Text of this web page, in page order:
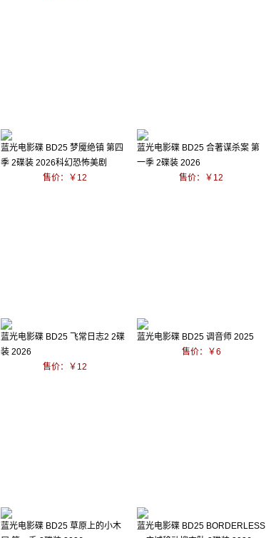
蓝光电影碟 BD25 梦魇绝镇 第四
季 2碟装 2026科幻恐怖美剧
售价：￥12
蓝光电影碟 BD25 合著谋杀案 第
一季 2碟装 2026
售价：￥12
蓝光电影碟 BD25 飞常日志2 2碟
装 2026
售价：￥12
蓝光电影碟 BD25 调音师 2025
售价：￥6
蓝光电影碟 BD25 草原上的小木
蓝光电影碟 BD25 BORDERLESS